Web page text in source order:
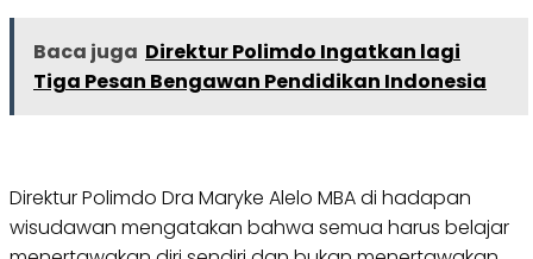
Baca juga Direktur Polimdo Ingatkan lagi
Tiga Pesan Bengawan Pendidikan Indonesia
Direktur Polimdo Dra Maryke Alelo MBA di hadapan
wisudawan mengatakan bahwa semua harus belajar